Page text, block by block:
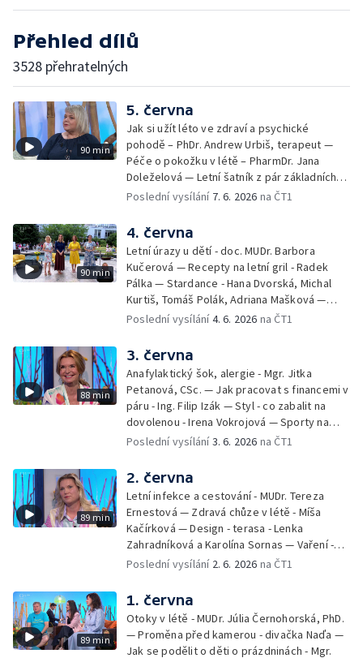
Přehled dílů
3528 přehratelných
90 min
5. června
Jak si užít léto ve zdraví a psychické
pohodě – PhDr. Andrew Urbiš, terapeut —
Péče o pokožku v létě – PharmDr. Jana
Doleželová — Letní šatník z pár základních
kousků – Luděk Šmehlík, stylista —
slavnosti – Jiří Krhut, hudebník — Vaření:
letní párty s přáteli – Pavla Pavelková —
Festival v ulicích – Petra Hradilová — Muzejní
noc
Poslední vysílání 7. 6. 2026 na ČT1
90 min
4. června
Letní úrazy u dětí - doc. MUDr. Barbora
Kučerová — Recepty na letní gril - Radek
Pálka — Stardance - Hana Dvorská, Michal
Kurtiš, Tomáš Polák, Adriana Mašková —
Debbie — Dětský čin roku — Zooterapie -
Jírová — Patrik Eliáš — Sladké recepty na
léto - Míša Sedláčková
Poslední vysílání4. 6. 2026 na ČT1
88 min
3. června
Anafylaktický šok, alergie - Mgr. Jitka
Petanová, CSc. — Jak pracovat s financemi v
páru - Ing. Filip Izák — Styl - co zabalit na
dovolenou - Irena Vokrojová — Sporty na
léto - paddleboard — Alžběta Jungrová —
Heřmánková, Zdeněk Žák, Josef Vrána
Poslední vysílání3. 6. 2026 na ČT1
89 min
2. června
Letní infekce a cestování - MUDr. Tereza
Ernestová — Zdravá chůze v létě - Míša
Kačírková — Design - terasa - Lenka
Zahradníková a Karolína Sornas — Vaření -
jahody - Simona Machurová — Letní sporty -
— Batohy do školy i na prázdniny - Mirka
Belhová — Pramen - Ivan Ostrochovský
Poslední vysílání 2. 6. 2026 na ČT1
89 min
1. června
Otoky v létě - MUDr. Júlia Černohorská, PhD.
— Proměna před kamerou - divačka Naďa —
Jak se podělit o děti o prázdninách - Mgr.